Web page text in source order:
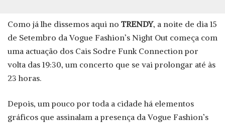
Como já lhe dissemos aqui no TRENDY, a noite de dia 15
de Setembro da Vogue Fashion’s Night Out começa com
uma actuação dos Cais Sodre Funk Connection por
volta das 19:30, um concerto que se vai prolongar até às
23 horas.
Depois, um pouco por toda a cidade há elementos
gráficos que assinalam a presença da Vogue Fashion’s